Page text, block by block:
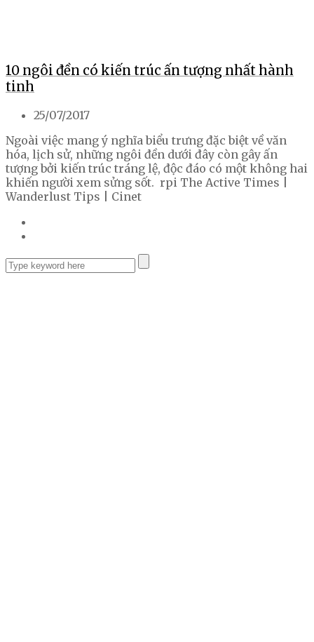
10 ngôi đền có kiến trúc ấn tượng nhất hành
tinh
25/07/2017
Ngoài việc mang ý nghĩa biểu trưng đặc biệt về văn
hóa, lịch sử, những ngôi đền dưới đây còn gây ấn
tượng bởi kiến trúc tráng lệ, độc đáo có một không hai
khiến người xem sửng sốt. rpi The Active Times |
Wanderlust Tips | Cinet